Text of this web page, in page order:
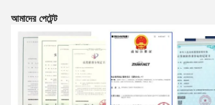
আমাদের পেটেন্ট